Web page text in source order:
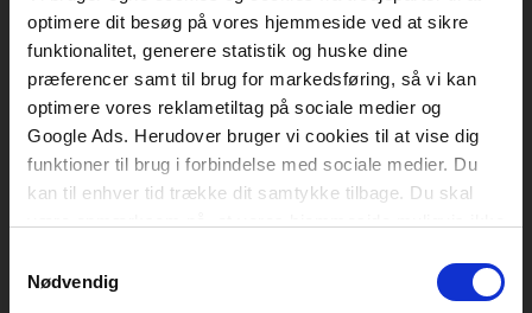
optimere dit besøg på vores hjemmeside ved at sikre
funktionalitet, generere statistik og huske dine
præferencer samt til brug for markedsføring, så vi kan
optimere vores reklametiltag på sociale medier og
Google Ads. Herudover bruger vi cookies til at vise dig
funktioner til brug i forbindelse med sociale medier. Du
kan til enhver tid trække dit samtykke tilbage. Du skal
tilbagetrækker et samtykke.
Nødvendig
Akademisk Forlag
Vognmagergade 11
1120 København K
CVR 76351910
Kontakt kundeservice